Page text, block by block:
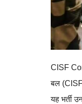
CISF
बल
यह भर्ती